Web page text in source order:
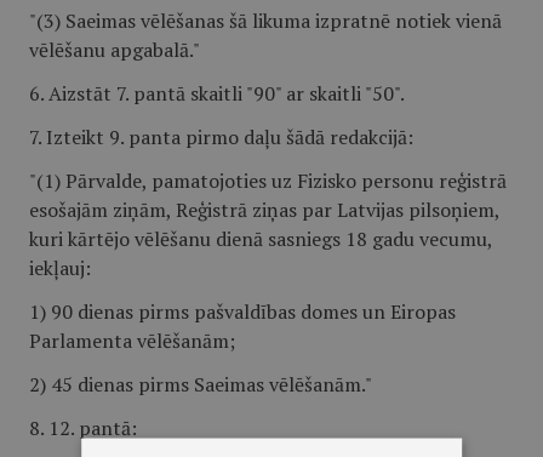
"(3) Saeimas vēlēšanas šā likuma izpratnē notiek vienā
vēlēšanu apgabalā."
6. Aizstāt 7. pantā skaitli "90" ar skaitli "50".
7. Izteikt 9. panta pirmo daļu šādā redakcijā:
"(1) Pārvalde, pamatojoties uz Fizisko personu reģistrā
esošajām ziņām, Reģistrā ziņas par Latvijas pilsoņiem,
kuri kārtējo vēlēšanu dienā sasniegs 18 gadu vecumu,
iekļauj:
1) 90 dienas pirms pašvaldības domes un Eiropas
Parlamenta vēlēšanām;
2) 45 dienas pirms Saeimas vēlēšanām."
8. 12. pantā: